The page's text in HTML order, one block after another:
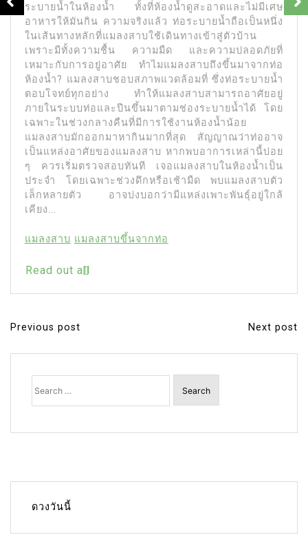
ระบายน้ำในห้องน้ำ ทั้งที่ห้องน้ำดูสะอาดและไม่มีเศษ
อาหารให้มันกิน ความจริงแล้ว ท่อระบายน้ำถือเป็นหนึ่ง
ในเส้นทางหลักที่แมลงสาบใช้เดินทางเข้าสู่ตัวบ้าน
เพราะมีทั้งความชื้น ความมืด และความปลอดภัยที่
เหมาะกับการอยู่อาศัย ทำไมแมลงสาบถึงขึ้นมาจากท่อ
ห้องน้ำ? แมลงสาบชอบสภาพแวดล้อมที่ ซึ่งท่อระบายน้ำ
ตอบโจทย์ทุกอย่าง ทำให้แมลงสาบสามารถอาศัยอยู่
ภายในระบบท่อและปีนขึ้นมาตามช่องระบายน้ำได้ โดย
เฉพาะในช่วงกลางคืนที่มีการใช้งานห้องน้ำน้อย
แมลงสาบมักออกมาหากินมากที่สุด สัญญาณว่าท่ออาจ
เป็นแหล่งอาศัยของแมลงสาบ หากพบอาการเหล่านี้บ่อย
ๆ ควรเริ่มตรวจสอบทันที เจอแมลงสาบในห้องน้ำเป็น
ประจำ โดยเฉพาะช่วงดึกหรือเช้ามืด พบแมลงสาบตัว
เล็กหลายตัว อาจบ่งบอกว่ามีแหล่งเพาะพันธุ์อยู่ใกล้
เคียง...
แมลงสาบ แมลงสาบขึ้นจากท่อ
Read out all
P
o
i
Previous post Next post
Search
for:
ดวงวันนี้